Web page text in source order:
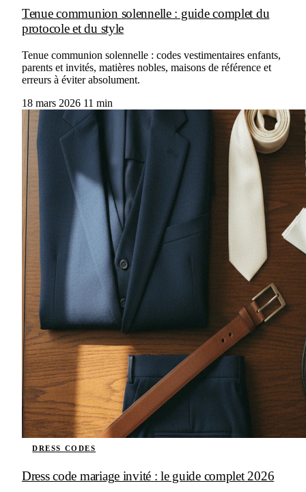
Tenue communion solennelle : guide complet du
protocole et du style
Tenue communion solennelle : codes vestimentaires enfants,
parents et invités, matières nobles, maisons de référence et
erreurs à éviter absolument.
18 mars 2026 11 min
DRESS CODES
Dress code mariage invité : le guide complet 2026